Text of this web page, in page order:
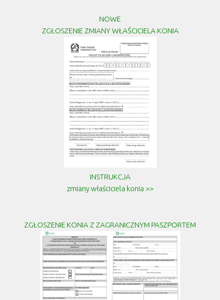
NOWE
ZGŁOSZENIE ZMIANY WŁAŚCICIELA KONIA
INSTRUKCJA
zmiany właściciela konia >>
ZGŁOSZENIE KONIA Z ZAGRANICZNYM PASZPORTEM